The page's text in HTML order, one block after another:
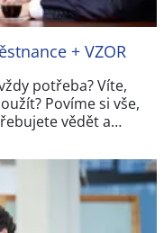
+ VZOR
potřeba? Víte,
Povíme si vše,
vědět a…